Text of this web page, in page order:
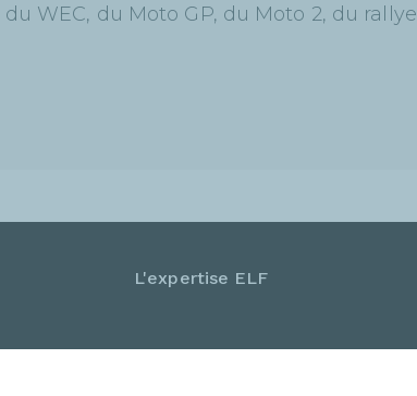
WEC, du Moto GP, du Moto 2, du rallye
L'expertise ELF